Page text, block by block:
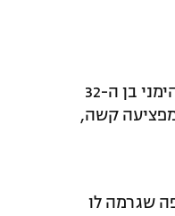
מתחזקת. הפועל ירושלים הודיעה היום (רביעי) על החתמתו של ינון אליהו. המגן הימני בן ה-32
קשה,
שגרמה לו